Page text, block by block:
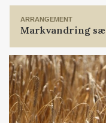
ARRANGEMENT
Markvandring